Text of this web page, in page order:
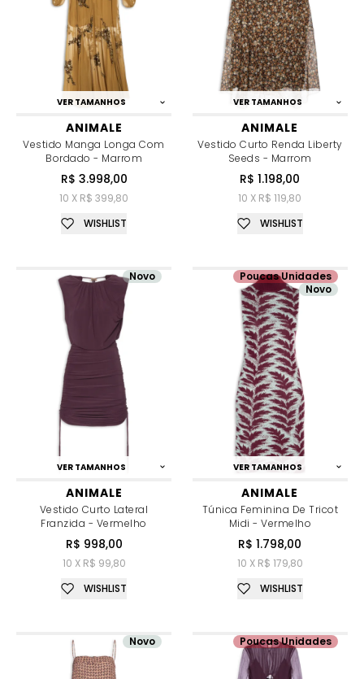
VER TAMANHOS
ANIMALE
Vestido Manga Longa Com
Bordado - Marrom
R$ 3.998,00
10 X R$ 399,80
WISHLIST
VER TAMANHOS
ANIMALE
Vestido Curto Renda Liberty
Seeds - Marrom
R$ 1.198,00
10 X R$ 119,80
WISHLIST
VER TAMANHOS
ANIMALE
Vestido Curto Lateral
Franzida - Vermelho
R$ 998,00
10 X R$ 99,80
Novo
WISHLIST
VER TAMANHOS
ANIMALE
Túnica Feminina De Tricot
Midi - Vermelho
R$ 1.798,00
10 X R$ 179,80
Poucas Unidades
Novo
WISHLIST
Novo Poucas Unidades